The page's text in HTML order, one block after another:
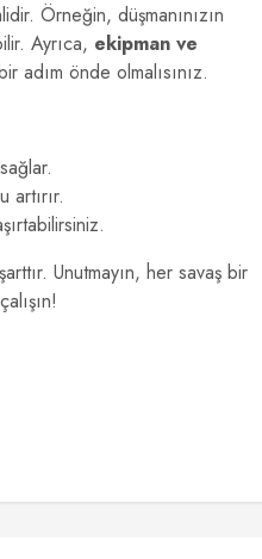
Örneğin, düşmanınızın
Ayrıca, ekipman ve
adım önde olmalısınız.
artırır.
Unutmayın, her savaş bir